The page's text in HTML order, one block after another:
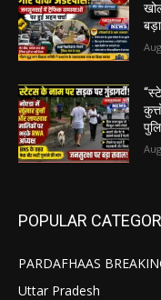
POPULAR
PARDAFHAAS
Uttar Pradesh